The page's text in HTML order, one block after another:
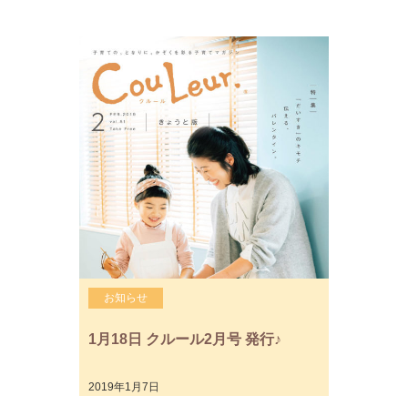
お知らせ
1月18日 クルール2月号 発行♪
2019年1月7日